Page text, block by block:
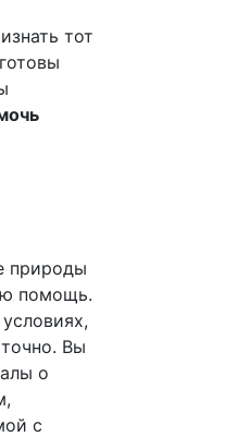
тот
природы
помощь.
Вы
о
с